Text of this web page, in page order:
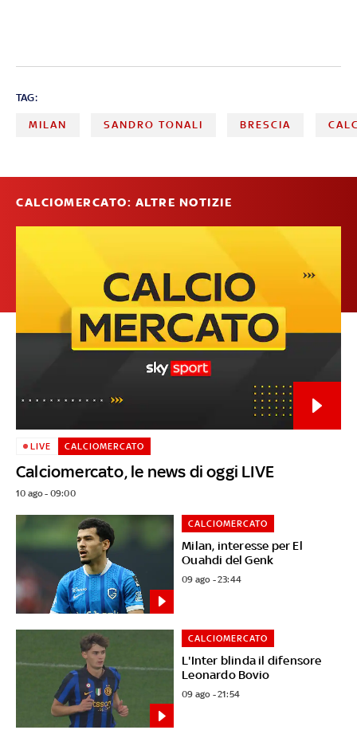
TAG:
MILAN SANDRO TONALI BRESCIA
CALCIOMERCATO: ALTRE NOTIZIE
Calciomercato, le news di oggi LIVE
LIVE CALCIOMERCATO
10 ago - 09:00
Milan, interesse per El
Ouahdi del Genk
CALCIOMERCATO
09 ago - 23:44
L'Inter blinda il difensore
Leonardo Bovio
CALCIOMERCATO
09 ago - 21:54